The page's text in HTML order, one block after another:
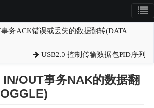
务ACK错误或丢失的数据翻转(DATA
USB2.0 控制传输数据包PID序列
IN/OUT事务NAK的数据翻